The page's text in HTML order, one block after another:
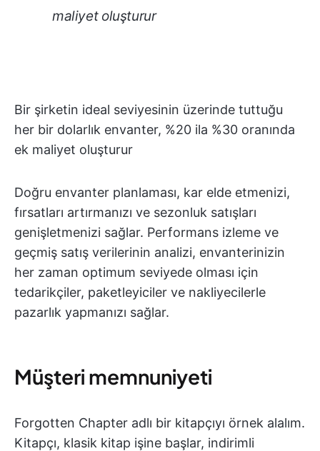
maliyet oluşturur
Bir şirketin ideal seviyesinin üzerinde tuttuğu
her bir dolarlık envanter, %20 ila %30 oranında
ek maliyet oluşturur
Doğru envanter planlaması, kar elde etmenizi,
fırsatları artırmanızı ve sezonluk satışları
genişletmenizi sağlar. Performans izleme ve
geçmiş satış verilerinin analizi, envanterinizin
her zaman optimum seviyede olması için
tedarikçiler, paketleyiciler ve nakliyecilerle
pazarlık yapmanızı sağlar.
Müşteri memnuniyeti
Forgotten Chapter adlı bir kitapçıyı örnek alalım.
Kitapçı, klasik kitap işine başlar, indirimli